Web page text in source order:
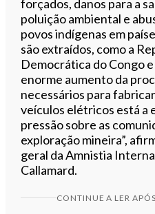
forçados, danos para a
poluição ambiental e
povos indígenas em
são extraídos, como a
Democrática do Congo e
enorme aumento da
necessários para
veículos elétricos está a
pressão sobre as
exploração mineira”,
geral da Amnistia
Callamard.
CONTINUE A LER